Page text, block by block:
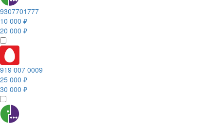
9307701777
10 000 ₽
20 000 ₽
919 007 0009
25 000 ₽
30 000 ₽